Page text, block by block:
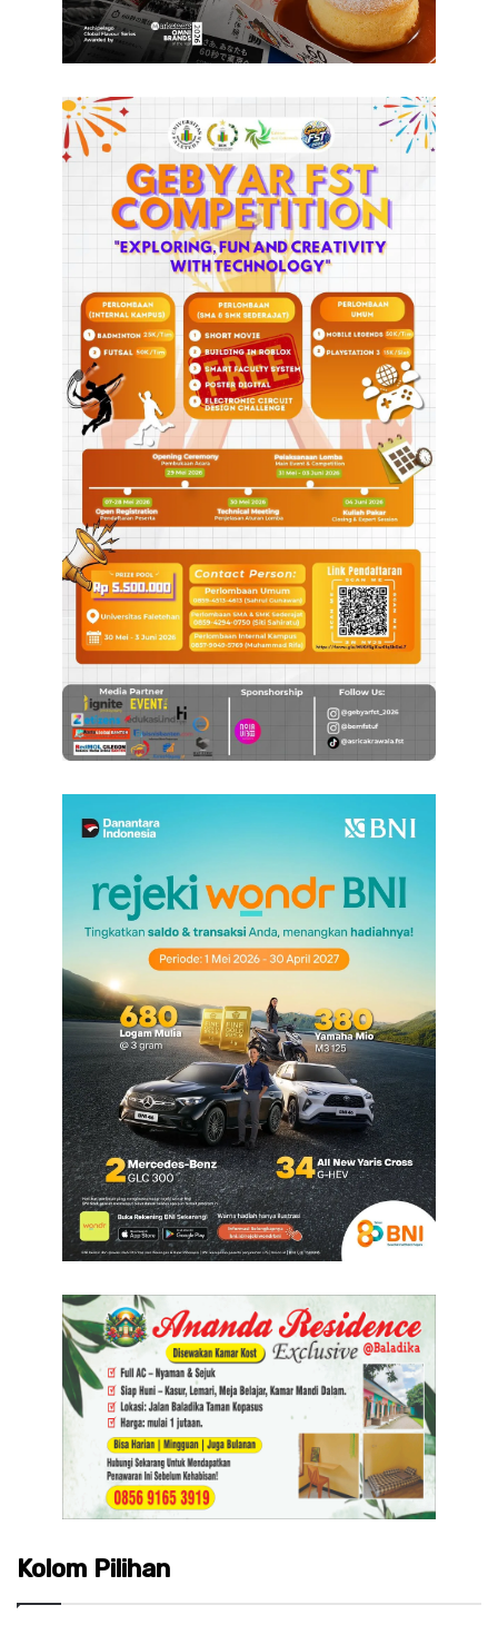
Kolom Pilihan